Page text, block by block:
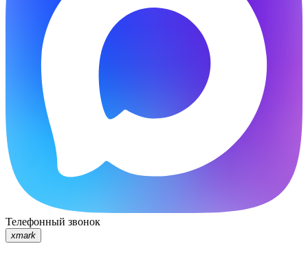
Телефонный звонок
xmark